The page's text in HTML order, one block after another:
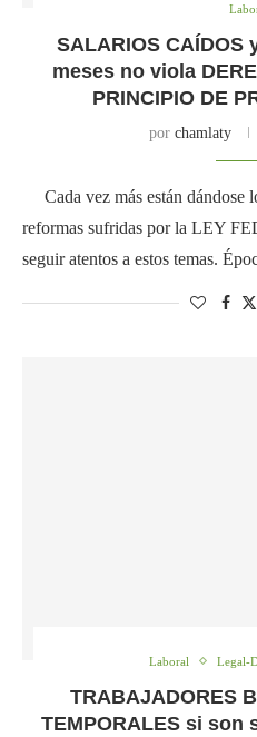
SALARIOS CAÍDOS
meses no viola
PRINCIPIO DE
por chamlaty
Cada vez más están dándose
reformas sufridas por la LEY
seguir atentos a estos temas.
Laboral Legal-
TRABAJADORES
TEMPORALES si son